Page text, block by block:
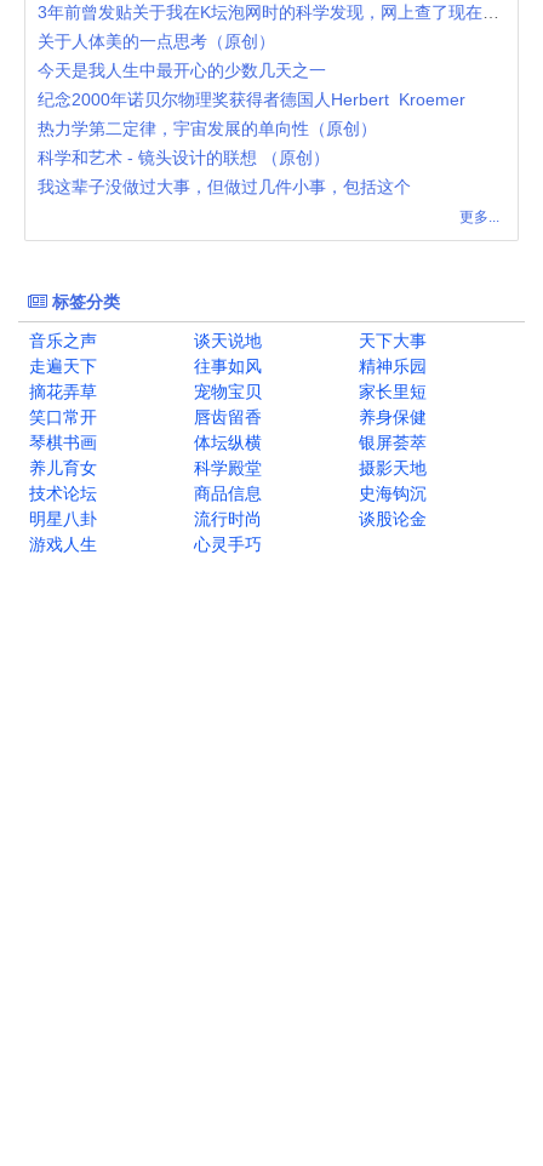
关于人体美的一点思考（原创）
今天是我人生中最开心的少数几天之一
纪念2000年诺贝尔物理奖获得者德国人Herbert Kroemer
热力学第二定律，宇宙发展的单向性（原创）
科学和艺术 - 镜头设计的联想 （原创）
我这辈子没做过大事，但做过几件小事，包括这个
更多...
标签分类
音乐之声
谈天说地
天下大事
走遍天下
往事如风
精神乐园
摘花弄草
宠物宝贝
家长里短
笑口常开
唇齿留香
养身保健
琴棋书画
体坛纵横
银屏荟萃
养儿育女
科学殿堂
摄影天地
技术论坛
商品信息
史海钩沉
明星八卦
流行时尚
谈股论金
游戏人生
心灵手巧